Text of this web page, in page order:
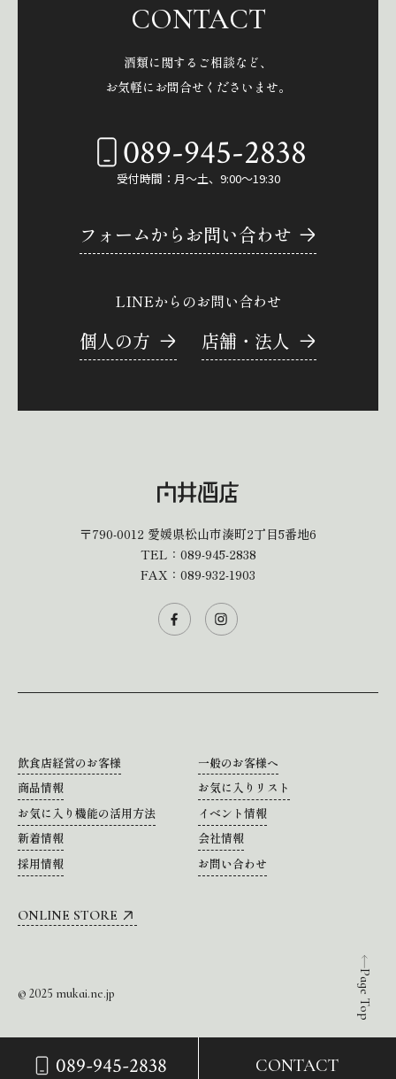
089-945-2838 CONTACT
Page Top
CONTACT
酒類に関するご相談など、
お気軽にお問合せくださいませ。
089-945-2838
受付時間：月～土、9:00～19:30
フォームからお問い合わせ
LINEからのお問い合わせ
個人の方 店舗・法人
〒790-0012 愛媛県松山市湊町2丁目5番地6
TEL： 089-945-2838
FAX：089-932-1903
飲食店経営のお客様
一般のお客様へ
商品情報
お気に入りリスト
お気に入り機能の活用方法
イベント情報
新着情報
会社情報
採用情報
お問い合わせ
ONLINE STORE
© 2025 mukai.ne.jp